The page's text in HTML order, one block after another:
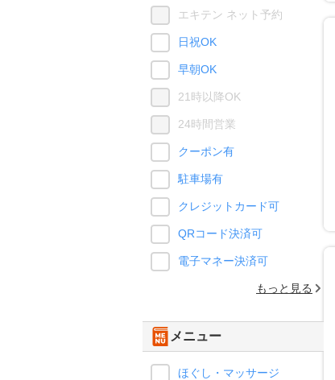
エキテン ネット予約
日祝OK
早朝OK
21時以降OK
24時間営業
クーポン有
駐車場有
クレジットカード可
QRコード決済可
電子マネー決済可
もっと見る
メニュー
ほぐし・マッサージ